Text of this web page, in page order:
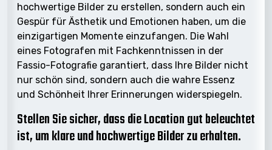
hochwertige Bilder zu erstellen, sondern auch ein
Gespür für Ästhetik und Emotionen haben, um die
einzigartigen Momente einzufangen. Die Wahl
eines Fotografen mit Fachkenntnissen in der
Fassio-Fotografie garantiert, dass Ihre Bilder nicht
nur schön sind, sondern auch die wahre Essenz
und Schönheit Ihrer Erinnerungen widerspiegeln.
Stellen Sie sicher, dass die Location gut beleuchtet
ist, um klare und hochwertige Bilder zu erhalten.